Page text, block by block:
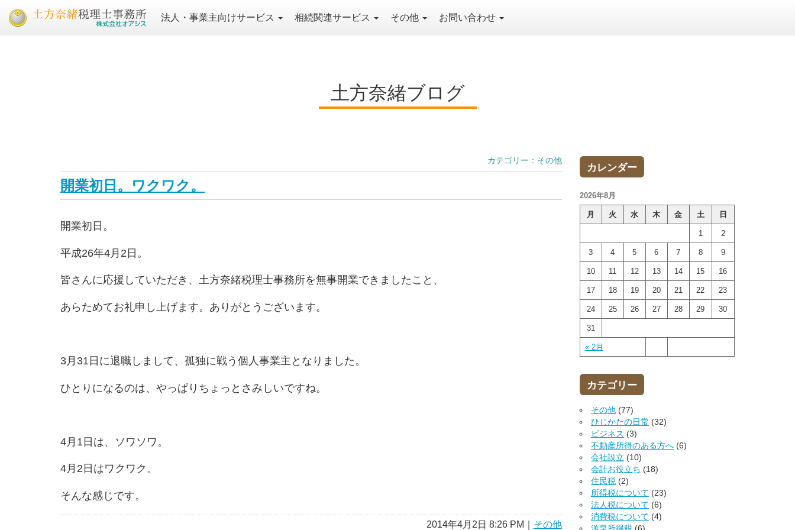
法人・事業主向けサービス 相続関連サービス その他 お問い合わせ
土方奈緒ブログ
カテゴリー：その他
開業初日。ワクワク。
開業初日。
平成26年4月2日。
皆さんに応援していただき、土方奈緒税理士事務所を無事開業できましたこと、
あらためてお礼申し上げます。ありがとうございます。
3月31日に退職しまして、孤独に戦う個人事業主となりました。
ひとりになるのは、やっぱりちょっとさみしいですね。
4月1日は、ソワソワ。
4月2日はワクワク。
そんな感じです。
2014年4月2日 8:26 PM｜ その他
カレンダー
2026年8月
月 火 水 木 金 土 日
« 2月
1 2
3 4 5 6 7 8 9
10 11 12 13 14 15 16
17 18 19 20 21 22 23
24 25 26 27 28 29 30
31
カテゴリー
その他(77)
ひじかたの日常 (32)
ビジネス (3)
不動産所得のある方へ(6)
会社設立 (10)
会計お役立ち (18)
住民税(2)
所得税について (23)
法人税について (6)
消費税について (4)
源泉所得税 (6)